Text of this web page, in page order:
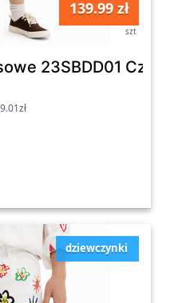
139.99 zł
szt
23SBDD01
dziewczynki